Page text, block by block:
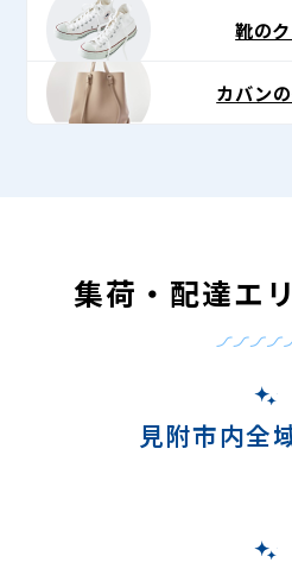
靴の
カバン
集荷・配達エ
見附市内全